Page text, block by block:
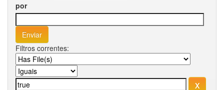
por
Filtros correntes: